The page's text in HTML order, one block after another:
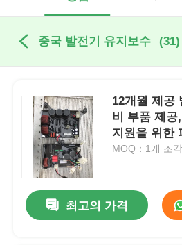
중국 발전기 유지보수 (31)
12개월 제공
비 부품 제
지원을 위한
MOQ：1개 조각
최고의 가격